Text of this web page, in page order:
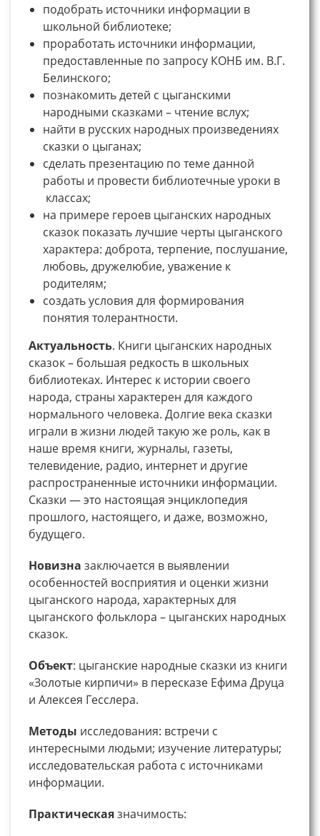
подобрать источники информации в
школьной библиотеке;
проработать источники информации,
предоставленные по запросу КОНБ им. В.Г.
Белинского;
познакомить детей с цыганскими
народными сказками – чтение вслух;
найти в русских народных произведениях
сказки о цыганах;
сделать презентацию по теме данной
работы и провести библиотечные уроки в
классах;
на примере героев цыганских народных
сказок показать лучшие черты цыганского
характера: доброта, терпение, послушание,
любовь, дружелюбие, уважение к
родителям;
создать условия для формирования
понятия толерантности.
Актуальность. Книги цыганских народных
сказок – большая редкость в школьных
библиотеках. Интерес к истории своего
народа, страны характерен для каждого
нормального человека. Долгие века сказки
играли в жизни людей такую же роль, как в
наше время книги, журналы, газеты,
телевидение, радио, интернет и другие
распространенные источники информации.
Сказки — это настоящая энциклопедия
прошлого, настоящего, и даже, возможно,
будущего.
Новизна заключается в выявлении
особенностей восприятия и оценки жизни
цыганского народа, характерных для
цыганского фольклора – цыганских народных
сказок.
Объект: цыганские народные сказки из книги
«Золотые кирпичи» в пересказе Ефима Друца
и Алексея Гесслера.
Методы исследования: встречи с
интересными людьми; изучение литературы;
исследовательская работа с источниками
информации.
Практическаязначимость: